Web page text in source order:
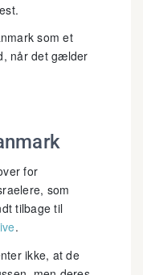
som et
når det gælder
for
som
tilbage til
.
ikke, at de